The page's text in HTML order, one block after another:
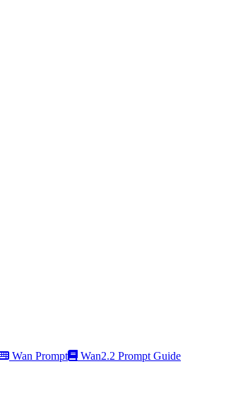
Wan Prompt Wan2.2 Prompt Guide